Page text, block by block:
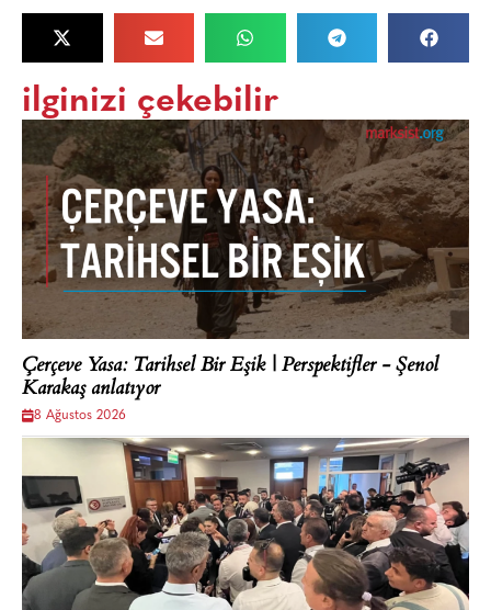
ilginizi çekebilir
Çerçeve Yasa: Tarihsel Bir Eşik | Perspektifler - Şenol
Karakaş anlatıyor
8 Ağustos 2026